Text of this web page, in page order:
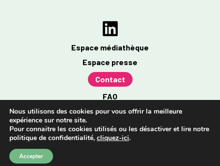
Espace médiathèque
Espace presse
Contact
FAQ
Mentions légales
Politique de confidentialité
Accessibilité : partiellement conforme à 96%
Nous utilisons des cookies pour vous offrir la meilleure
expérience sur notre site.
Pour connaitre les cookies utilisés ou les désactiver et lire notre
politique de confidentialité, cliquez-ici.
Accepter